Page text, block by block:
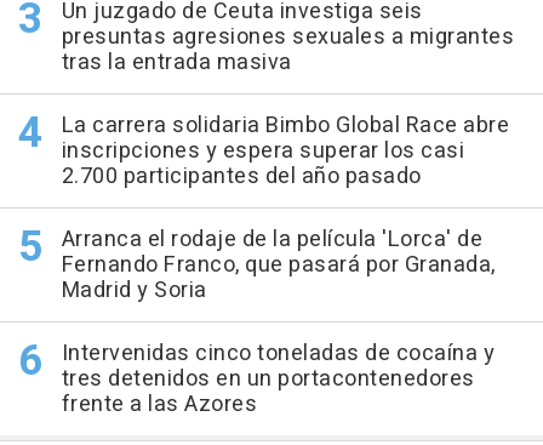
Un juzgado de Ceuta investiga seis
presuntas agresiones sexuales a migrantes
tras la entrada masiva
La carrera solidaria Bimbo Global Race abre
inscripciones y espera superar los casi
2.700 participantes del año pasado
Arranca el rodaje de la película 'Lorca' de
Fernando Franco, que pasará por Granada,
Madrid y Soria
Intervenidas cinco toneladas de cocaína y
tres detenidos en un portacontenedores
frente a las Azores